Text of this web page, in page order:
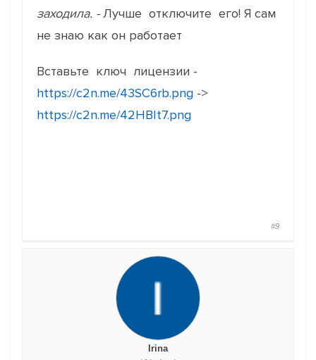
заходила. -Лучше отключите его! Я сам
не знаю как он работает
Вставьте ключ лицензии -
https://c2n.me/43SC6rb.png ->
https://c2n.me/42HBIt7.png
#9
Irina